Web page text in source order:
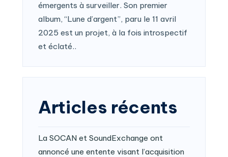
émergents à surveiller. Son premier
album, “Lune d’argent”, paru le 11 avril
2025 est un projet, à la fois introspectif
et éclaté..
Articles récents
La SOCAN et SoundExchange ont
annoncé une entente visant l’acquisition